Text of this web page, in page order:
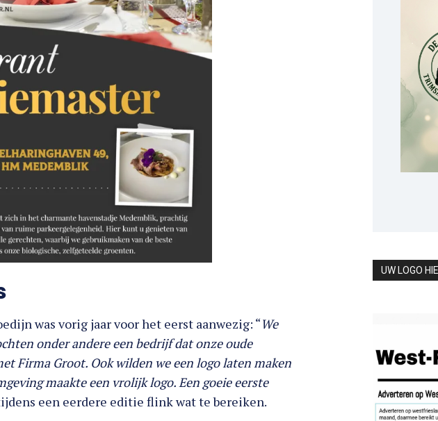
was vorig jaar voor het eerst aanwezig: “We
onder andere een bedrijf dat onze oude
Firma Groot. Ook wilden we een logo laten maken
maakte een vrolijk logo. Een goeie eerste
een eerdere editie flink wat te bereiken.
UW LOGO